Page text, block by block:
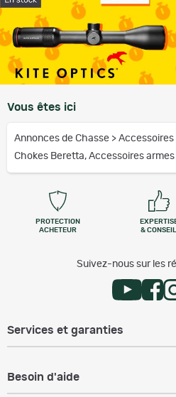
Vous êtes ici
Annonces de Chasse >
Chokes Beretta, Accessoires
PROTECTION
ACHETEUR
& CONSEIL
Suivez-nous sur les
Services et garanties
Besoin d'aide